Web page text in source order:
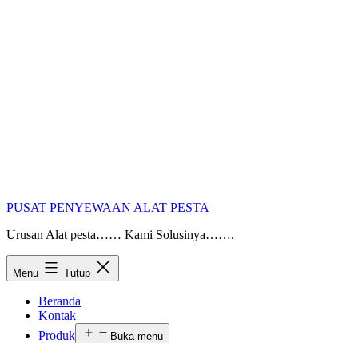
PUSAT PENYEWAAN ALAT PESTA
Urusan Alat pesta…… Kami Solusinya…….
Menu Tutup
Beranda
Kontak
Produk
Buka menu